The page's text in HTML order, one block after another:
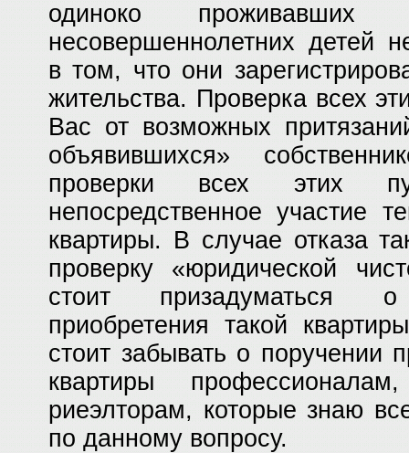
одиноко проживавших
несовершеннолетних детей
в том, что они
жительства. Проверка всех
Вас от возможных
объявившихся»
проверки всех этих
непосредственное участие
квартиры. В случае отказа
проверку «юридической
стоит призадуматься о
приобретения такой
стоит забывать о поручении
квартиры
риеэлторам, которые знаю
по данному вопросу.